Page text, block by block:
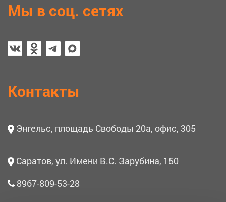
Мы в соц. сетях
Контакты
Энгельс, площадь Свободы 20а, офис, 305
Саратов, ул. Имени В.С. Зарубина, 150
8967-809-53-28